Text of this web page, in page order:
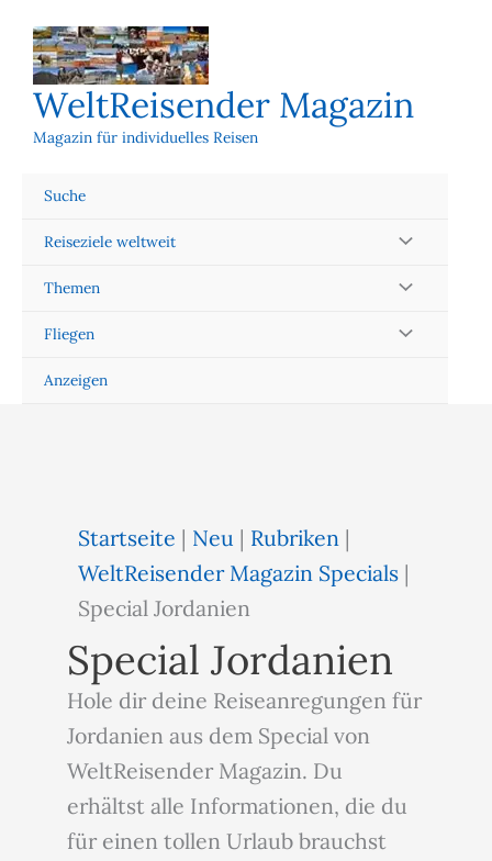
Inhalt
springen
WeltReisender Magazin
Magazin für individuelles Reisen
Suche
Reiseziele weltweit
Themen
Fliegen
Anzeigen
Startseite | Neu | Rubriken |
WeltReisender Magazin Specials |
Special Jordanien
Special Jordanien
Hole dir deine Reiseanregungen für
Jordanien aus dem Special von
WeltReisender Magazin. Du
erhältst alle Informationen, die du
für einen tollen Urlaub brauchst